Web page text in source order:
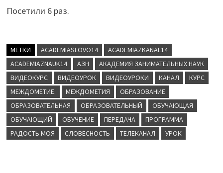
Посетили 6 раз.
МЕТКИ ACADEMIASLOVO14
ACADEMIAZKANAL14
ACADEMIAZNAUK14
АЗН
АКАДЕМИЯ ЗАНИМАТЕЛЬНЫХ НАУК
ВИДЕОКУРС
ВИДЕОУРОК ВИДЕОУРОКИ КАНАЛ
КУРС
МЕЖДОМЕТИЕ.
МЕЖДОМЕТИЯ
ОБРАЗОВАНИЕ
ОБРАЗОВАТЕЛЬНАЯ
ОБРАЗОВАТЕЛЬНЫЙ
ОБУЧАЮЩАЯ
ОБУЧАЮЩИЙ
ОБУЧЕНИЕ ПЕРЕДАЧА
ПРОГРАММА
РАДОСТЬ МОЯ
СЛОВЕСНОСТЬ ТЕЛЕКАНАЛ УРОК